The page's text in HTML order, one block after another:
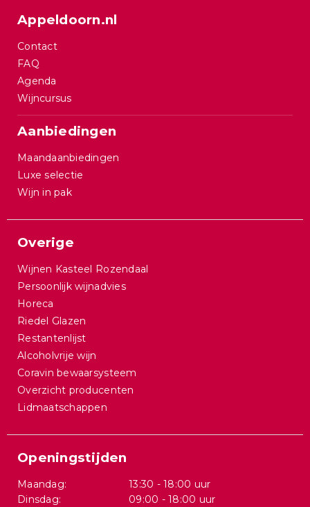
Appeldoorn.nl
Contact
FAQ
Agenda
Wijncursus
Aanbiedingen
Maandaanbiedingen
Luxe selectie
Wijn in pak
Overige
Wijnen Kasteel Rozendaal
Persoonlijk wijnadvies
Horeca
Riedel Glazen
Restantenlijst
Alcoholvrije wijn
Coravin bewaarsysteem
Overzicht producenten
Lidmaatschappen
Openingstijden
Maandag:
13:30 - 18:00 uur
Dinsdag:
09:00 - 18:00 uur